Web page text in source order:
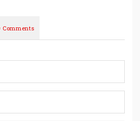
Comments